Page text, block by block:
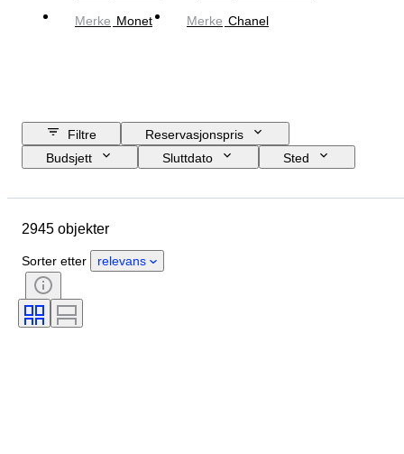
Merke Monet Merke Chanel
Filtre
Reservasjonspris
Budsjett
Sluttdato
Sted
Kjønn
Sertifisering
Stil
Farge
Snitt
Mønster
2945 objekter
Sorter etter relevans